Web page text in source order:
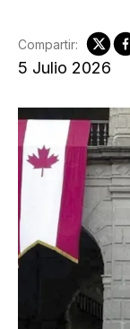
5 Julio 2026
Compartir: